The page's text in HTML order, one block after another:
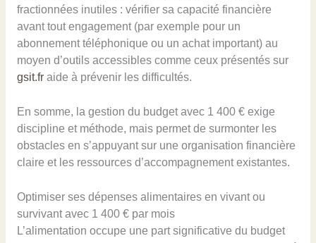
fractionnées inutiles : vérifier sa capacité financière
avant tout engagement (par exemple pour un
abonnement téléphonique ou un achat important) au
moyen d’outils accessibles comme ceux présentés sur
gsit.fraide à prévenir les difficultés.
En somme, la gestion du budget avec 1 400 € exige
discipline et méthode, mais permet de surmonter les
obstacles en s’appuyant sur une organisation financière
claire et les ressources d’accompagnement existantes.
Optimiser ses dépenses alimentaires en vivant ou
survivant avec 1 400 € par mois
L’alimentation occupe une part significative du budget